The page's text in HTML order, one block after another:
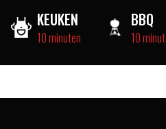
KEUKEN
10 minuten
BBQ
10